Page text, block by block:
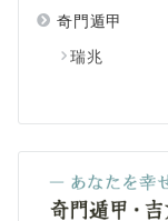
奇門遁甲
瑞兆